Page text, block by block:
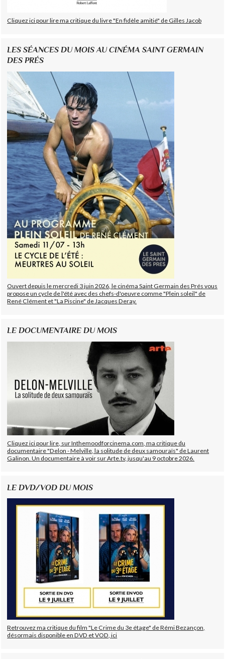
Cliquez ici pour lire ma critique du livre "En fidèle amitié" de Gilles Jacob
LES SÉANCES DU MOIS AU CINÉMA SAINT GERMAIN
DES PRÉS
Ouvert depuis le mercredi 3 juin 2026, le cinéma Saint Germain des Prés vous
propose un cycle de l'été avec des chefs-d'oeuvre comme "Plein soleil" de
René Clément et "La Piscine" de Jacques Deray.
LE DOCUMENTAIRE DU MOIS
Cliquez ici pour lire, sur Inthemoodforcinema.com, ma critique du
documentaire "Delon - Melville, la solitude de deux samouraïs" de Laurent
Galinon. Un documentaire à voir sur Arte.tv, jusqu'au 9 octobre 2026.
LE DVD/VOD DU MOIS
Retrouvez ma critique du film "Le Crime du 3e étage" de Rémi Bezançon,
désormais disponible en DVD et VOD, ici